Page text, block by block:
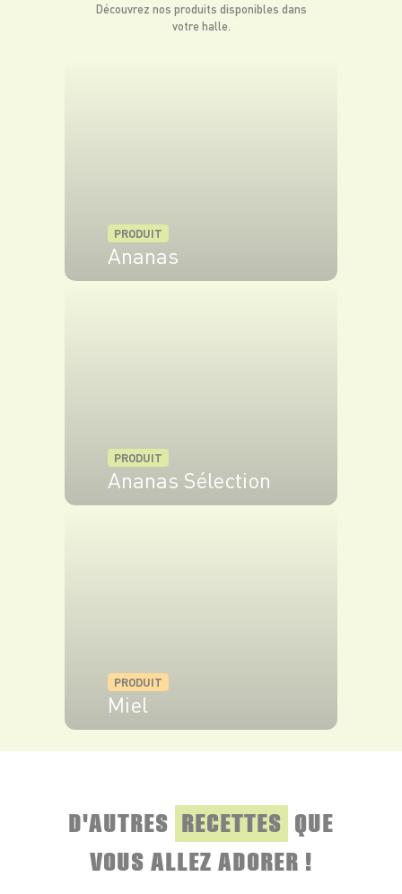
Découvrez nos produits disponibles dans
votre halle.
PRODUIT
Ananas
PRODUIT
Ananas Sélection
PRODUIT
Miel
D'AUTRES RECETTES QUE
VOUS ALLEZ ADORER !